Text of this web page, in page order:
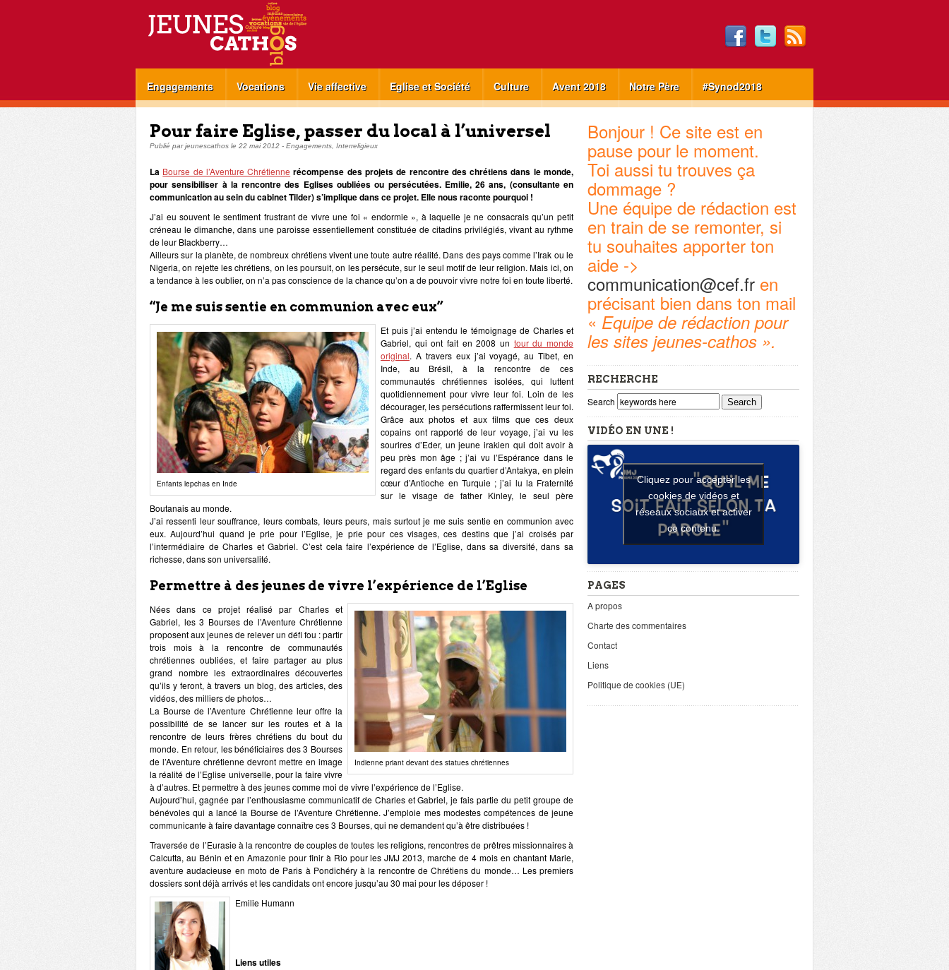
Engagements Vocations Vie affective Eglise et Société Culture Avent 2018 Notre Père #Synod2018
Pour faire Eglise, passer du local à l’universel
Publié parjeunescathos le 22 mai 2012 - Engagements Interreligieux
La Bourse de l’Aventure Chrétienne récompense des projets de rencontre des chrétiens dans le monde,
pour sensibiliser à la rencontre des Eglises oubliées ou persécutées. Emilie, 26 ans, (consultante en
communication au sein du cabinet Tilder) s’implique dans ce projet. Elle nous raconte pourquoi !
J’ai eu souvent le sentiment frustrant de vivre une foi « endormie », à laquelle je ne consacrais qu’un petit
créneau le dimanche, dans une paroisse essentiellement constituée de citadins privilégiés, vivant au rythme
de leur Blackberry…
Ailleurs sur la planète, de nombreux chrétiens vivent une toute autre réalité. Dans des pays comme l’Irak ou le
Nigeria, on rejette les chrétiens, on les poursuit, on les persécute, sur le seul motif de leur religion. Mais ici, on
a tendance à les oublier, on n’a pas conscience de la chance qu’on a de pouvoir vivre notre foi en toute liberté.
“Je me suis sentie en communion avec eux”
Enfants lepchas en Inde
Et puis j’ai entendu le témoignage de Charles et
Gabriel, qui ont fait en 2008 un tour du monde
original. A travers eux j’ai voyagé, au Tibet, en
Inde, au Brésil, à la rencontre de ces
communautés chrétiennes isolées, qui luttent
quotidiennement pour vivre leur foi. Loin de les
décourager, les persécutions raffermissent leur foi.
Grâce aux photos et aux films que ces deux
copains ont rapporté de leur voyage, j’ai vu les
sourires d’Eder, un jeune irakien qui doit avoir à
peu près mon âge ; j’ai vu l’Espérance dans le
regard des enfants du quartier d’Antakya, en plein
cœur d’Antioche en Turquie ; j’ai lu la Fraternité
sur le visage de father Kinley, le seul père
Boutanais au monde.
J’ai ressenti leur souffrance, leurs combats, leurs peurs, mais surtout je me suis sentie en communion avec
eux. Aujourd’hui quand je prie pour l’Eglise, je prie pour ces visages, ces destins que j’ai croisés par
l’intermédiaire de Charles et Gabriel. C’est cela faire l’expérience de l’Eglise, dans sa diversité, dans sa
richesse, dans son universalité.
Permettre à des jeunes de vivre l’expérience de l’Eglise
Indienne priant devant des statues chrétiennes
Nées dans ce projet réalisé par Charles et
Gabriel, les 3 Bourses de l’Aventure Chrétienne
proposent aux jeunes de relever un défi fou : partir
trois mois à la rencontre de communautés
chrétiennes oubliées, et faire partager au plus
grand nombre les extraordinaires découvertes
qu’ils y feront, à travers un blog, des articles, des
vidéos, des milliers de photos…
La Bourse de l’Aventure Chrétienne leur offre la
possibilité de se lancer sur les routes et à la
rencontre de leurs frères chrétiens du bout du
monde. En retour, les bénéficiaires des 3 Bourses
de l’Aventure chrétienne devront mettre en image
la réalité de l’Eglise universelle, pour la faire vivre
à d’autres. Et permettre à des jeunes comme moi de vivre l’expérience de l’Eglise.
Aujourd’hui, gagnée par l’enthousiasme communicatif de Charles et Gabriel, je fais partie du petit groupe de
bénévoles qui a lancé la Bourse de l’Aventure Chrétienne. J’emploie mes modestes compétences de jeune
communicante à faire davantage connaître ces 3 Bourses, qui ne demandent qu’à être distribuées !
Traversée de l’Eurasie à la rencontre de couples de toutes les religions, rencontres de prêtres missionnaires à
Calcutta, au Bénin et en Amazonie pour finir à Rio pour les JMJ 2013, marche de 4 mois en chantant Marie,
aventure audacieuse en moto de Paris à Pondichéry à la rencontre de Chrétiens du monde… Les premiers
dossiers sont déjà arrivés et les candidats ont encore jusqu’au 30 mai pour les déposer !
Emilie Humann
Liens utiles
Bonjour ! Ce site est en
pause pour le moment.
Toi aussi tu trouves ça
dommage ?
Une équipe de rédaction est
en train de se remonter, si
tu souhaites apporter ton
aide ->
communication@cef.fr en
précisant bien dans ton mail
« Equipe de rédaction pour
les sites jeunes-cathos ».
RECHERCHE
Search Search
VIDÉO EN UNE !
Cliquez pour accepter les
cookies de vidéos et
réseaux sociaux et activer
ce contenu.
PAGES
A propos
Charte des commentaires
Contact
Liens
Politique de cookies (UE)